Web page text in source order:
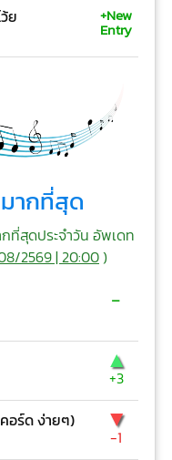
ย +New
Entry
ากที่สุด
ที่สุดประจำวัน อัพเดท
2569 | 20:00)
-
▲
+3
อร์ด ง่ายๆ) ▼
-1